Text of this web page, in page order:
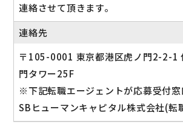
連絡させて頂きます。
連絡先
〒105-0001 東京都港区虎ノ門2-2-1
門タワー25F
※下記転職エージェントが応募受付
SBヒューマンキャピタル株式会社(転